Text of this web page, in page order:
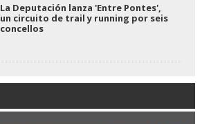
La Deputación lanza 'Entre Pontes',
un circuito de trail y running por seis
concellos